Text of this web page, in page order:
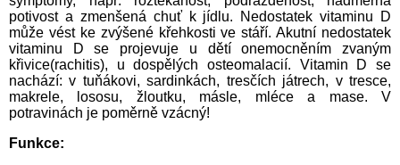
potivost a zmenšená chuť k jídlu. Nedostatek vitaminu D
může vést ke zvýšené křehkosti ve stáří. Akutní nedostatek
vitaminu D se projevuje u dětí onemocněním zvaným
křivice(rachitis), u dospělých osteomalacií. Vitamin D se
nachází: v tuňákovi, sardinkách, tresčích játrech, v tresce,
makrele, lososu, žloutku, másle, mléce a mase. V
potravinách je poměrně vzácný!
Funkce: